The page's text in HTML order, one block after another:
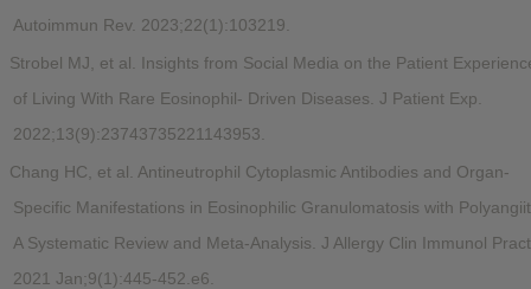
Autoimmun Rev. 2023;22(1):103219.
Strobel MJ, et al. Insights from Social Media on the Patient
of Living With Rare Eosinophil- Driven Diseases. J Patient Exp.
2022;13(9):23743735221143953.
Chang HC, et al. Antineutrophil Cytoplasmic Antibodies and Organ-
Specific Manifestations in Eosinophilic Granulomatosis with
A Systematic Review and Meta-Analysis. J Allergy Clin Immunol Pract.
2021 Jan;9(1):445-452.e6.